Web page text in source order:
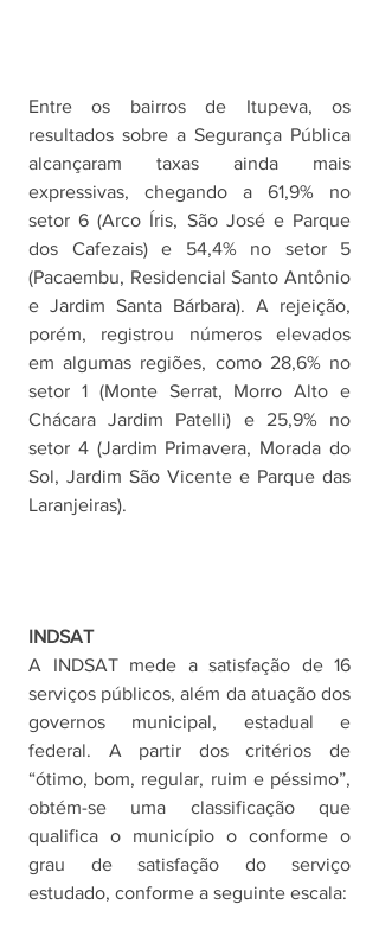
Entre os bairros de Itupeva, os
resultados sobre a Segurança Pública
alcançaram taxas ainda mais
expressivas, chegando a 61,9% no
setor 6 (Arco Íris, São José e Parque
dos Cafezais) e 54,4% no setor 5
(Pacaembu, Residencial Santo Antônio
e Jardim Santa Bárbara). A rejeição,
porém, registrou números elevados
em algumas regiões, como 28,6% no
setor 1 (Monte Serrat, Morro Alto e
Chácara Jardim Patelli) e 25,9% no
setor 4 (Jardim Primavera, Morada do
Sol, Jardim São Vicente e Parque das
Laranjeiras).
INDSAT
A INDSAT mede a satisfação de 16
serviços públicos, além da atuação dos
governos municipal, estadual e
federal. A partir dos critérios de
“ótimo, bom, regular, ruim e péssimo”,
obtém-se uma classificação que
qualifica o município o conforme o
grau de satisfação do serviço
estudado, conforme a seguinte escala: